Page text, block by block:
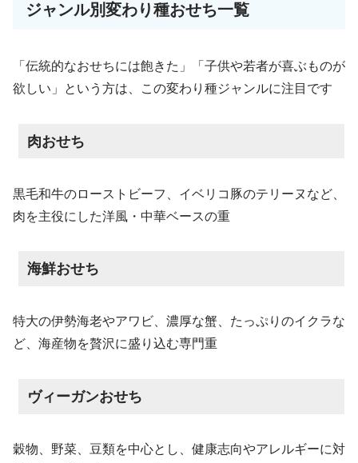
ジャンル別変わり種おせち一覧
「伝統的なおせちには飽きた」「子供や若者が喜ぶものが
欲しい」という方は、この変わり種ジャンルに注目です
肉おせち
黒毛和牛のローストビーフ、イベリコ豚のテリーヌなど、
肉を主役にした洋風・中華ベースの重
海鮮おせち
特大の伊勢海老やアワビ、濃厚な蟹、たっぷりのイクラな
ど、海産物を贅沢に盛り込む専門重
ヴィーガンおせち
穀物、野菜、豆類を中心とし、健康志向やアレルギーに対